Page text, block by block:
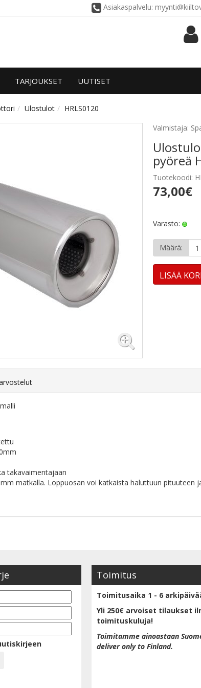
Asiakaspalvelu:
TARJOUKSET UUTISET
Ulostulot
HRLS0120
Valmistaja:
pyöreä
Tuotekoodi:
73,00€
Varasto:
Määrä:
LISÄÄ
takavaimentajaan
matkalla. Loppuosan voi katkaista haluttuun pituuteen
Toimitus
Toimitusaika 1 - 6
Yli 250€ arvoiset tilaukset
toimituskuluja!
Toimitamme ainoastaan
deliver only to Finland.